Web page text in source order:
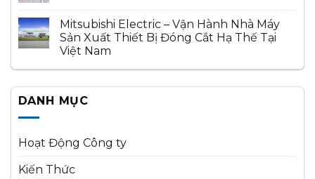
Mitsubishi Electric – Vận Hành Nhà Máy
Sản Xuất Thiết Bị Đóng Cắt Hạ Thế Tại
Việt Nam
DANH MỤC
Hoạt Động Công ty
Kiến Thức